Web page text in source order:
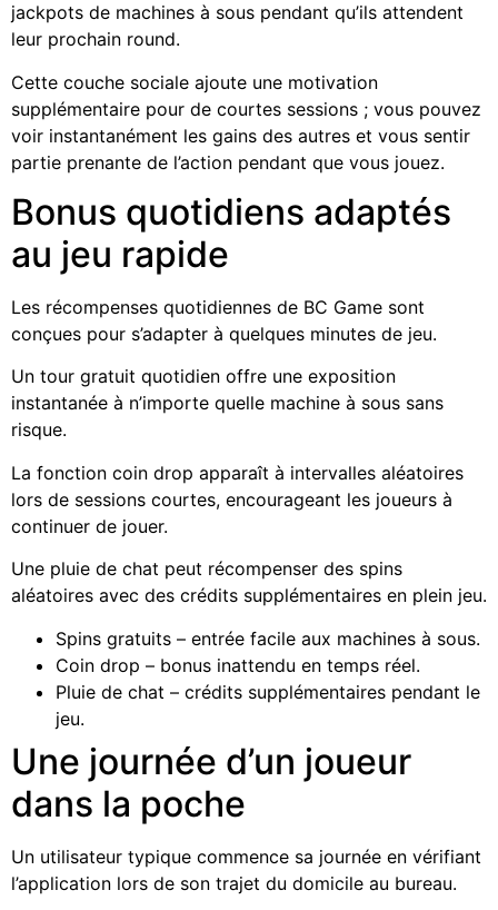
jackpots de machines à sous pendant qu’ils attendent
leur prochain round.
Cette couche sociale ajoute une motivation
supplémentaire pour de courtes sessions ; vous pouvez
voir instantanément les gains des autres et vous sentir
partie prenante de l’action pendant que vous jouez.
Bonus quotidiens adaptés
au jeu rapide
Les récompenses quotidiennes de BC Game sont
conçues pour s’adapter à quelques minutes de jeu.
Un tour gratuit quotidien offre une exposition
instantanée à n’importe quelle machine à sous sans
risque.
La fonction coin drop apparaît à intervalles aléatoires
lors de sessions courtes, encourageant les joueurs à
continuer de jouer.
Une pluie de chat peut récompenser des spins
aléatoires avec des crédits supplémentaires en plein jeu.
Spins gratuits – entrée facile aux machines à sous.
Coin drop – bonus inattendu en temps réel.
Pluie de chat – crédits supplémentaires pendant le
jeu.
Une journée d’un joueur
dans la poche
Un utilisateur typique commence sa journée en vérifiant
l’application lors de son trajet du domicile au bureau.